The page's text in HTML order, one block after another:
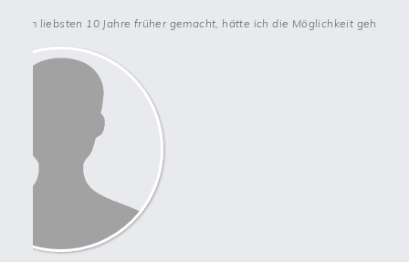
Mit LOCATEC an deiner Seite betrittst du einen krisensicheren
schwierigen Zeiten stark nachgefragt wird. LOCATEC bietet dir
ein erprobtes Konzept, das bereits über 55 Partner-Betriebe in
der DACH-Region erfolgreich nutzen. Du profitierst von einem
System, das sich über Jahre hinweg bewährt hat und in das
kontinuierlich investiert wird. Das Geschäftsmodell ermöglicht
es dir, innerhalb von nur 4 bis 6 Monaten den Break-Even-Point
zu erreichen. Dies verdankst du dem Ruf der etablierten Marke
und dem erfahrenen Netzwerk, das dir kontinuierlich Aufträge
einbringt.
Mit der eigenen LOCATEC Akademie wirst du durch erfahrene
Trainer*innen intensiv auf deine Aufgaben vorbereitet. Die hohe
Ausbildungsqualität garantiert dir eine hohe Erfolgsquote in
am liebsten 10 Jahre früher gemacht, hätte ich die Möglichkeit gehabt."